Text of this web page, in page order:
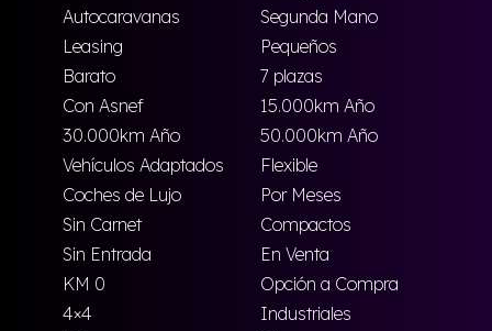
Autocaravanas
Segunda Mano
Leasing
Pequeños
Barato
7 plazas
Con Asnef
15.000km Año
30.000km Año
50.000km Año
Vehículos Adaptados
Flexible
Coches de Lujo
Por Meses
Sin Carnet
Compactos
Sin Entrada
En Venta
KM 0
Opción a Compra
4×4
Industriales